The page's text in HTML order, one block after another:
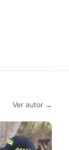
Ver autor →